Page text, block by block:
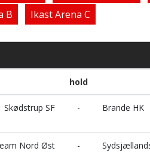
B Ikast Arena C
hold
Skødstrup SF - Brande HK
Nord Øst -